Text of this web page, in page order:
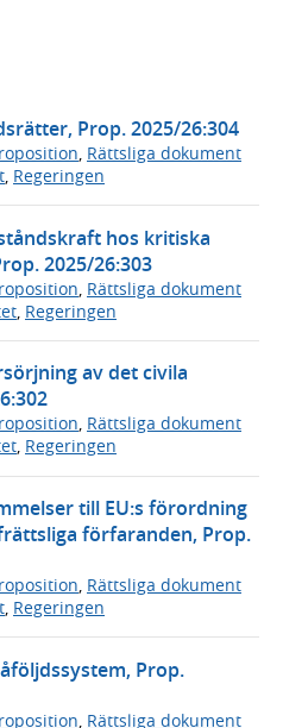
Prop. 2025/26:304
, Rättsliga dokument
, Regeringen
hos kritiska
2025/26:303
Rättsliga dokument
Regeringen
av det civila
, Rättsliga dokument
, Regeringen
till EU:s förordning
förfaranden, Prop.
, Rättsliga dokument
, Regeringen
Prop.
Rättsliga dokument